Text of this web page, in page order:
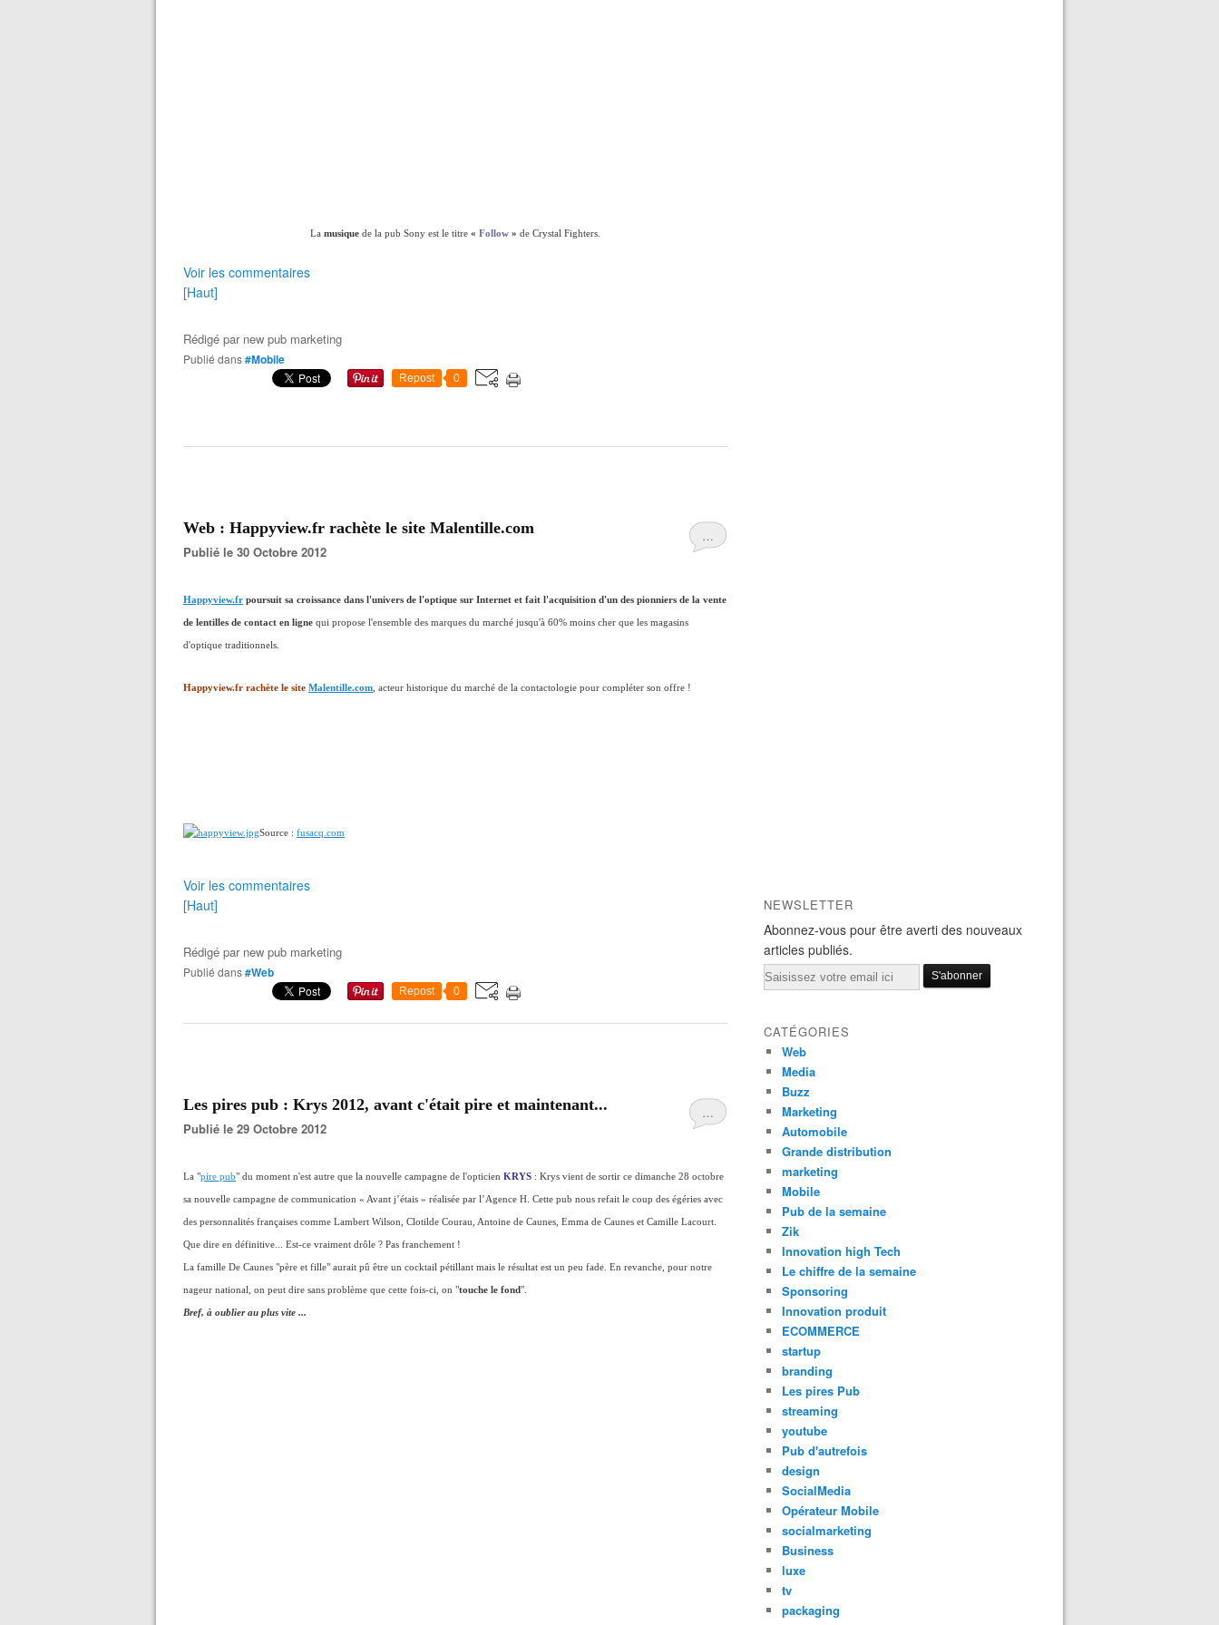
La musique de la pub Sony est le titre « Follow » de Crystal Fighters.
Voir les commentaires
[Haut]
Rédigé par new pub marketing
Publié dans#Mobile
Repost 0
…
Web : Happyview.fr rachète le site Malentille.com
Publié le 30 Octobre 2012
Happyview.fr poursuit sa croissance dans l'univers de l'optique sur Internet et fait l'acquisition d'un des pionniers de la vente
de lentilles de contact en ligne qui propose l'ensemble des marques du marché jusqu'à 60% moins cher que les magasins
d'optique traditionnels.
Happyview.fr rachète le site Malentille.com , acteur historique du marché de la contactologie pour compléter son offre !
Source : fusacq.com
Voir les commentaires
[Haut]
Rédigé par new pub marketing
Publié dans#Web
Repost 0
…
Les pires pub : Krys 2012, avant c'était pire et maintenant...
Publié le 29 Octobre 2012
La "pire pub" du moment n'est autre que la nouvelle campagne de l'opticien KRYS : Krys vient de sortir ce dimanche 28 octobre
sa nouvelle campagne de communication « Avant j’étais » réalisée par l’Agence H. Cette pub nous refait le coup des égéries avec
des personnalités françaises comme Lambert Wilson, Clotilde Courau, Antoine de Caunes, Emma de Caunes et Camille Lacourt.
Que dire en définitive... Est-ce vraiment drôle ? Pas franchement !
La famille De Caunes "père et fille" aurait pû être un cocktail pétillant mais le résultat est un peu fade. En revanche, pour notre
nageur national, on peut dire sans problème que cette fois-ci, on "touche le fond".
Bref, à oublier au plus vite ...
NEWSLETTER
Abonnez-vous pour être averti des nouveaux
articles publiés.
Email
CATÉGORIES
Web
Media
Buzz
Marketing
Automobile
Grande distribution
marketing
Mobile
Pub de la semaine
Zik
Innovation high Tech
Le chiffre de la semaine
Sponsoring
Innovation produit
ECOMMERCE
startup
branding
Les pires Pub
streaming
youtube
Pub d'autrefois
design
SocialMedia
Opérateur Mobile
socialmarketing
Business
luxe
tv
packaging